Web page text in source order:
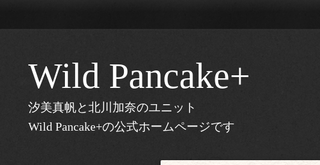
Wild Pancake+
汐美真帆と北川加奈のユニット
Wild Pancake+の公式ホームページです